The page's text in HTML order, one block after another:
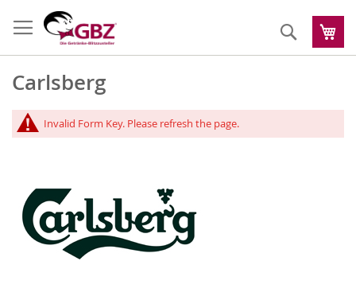
Inhalt
springen
Suche
Carlsberg
Invalid Form Key. Please refresh the page.